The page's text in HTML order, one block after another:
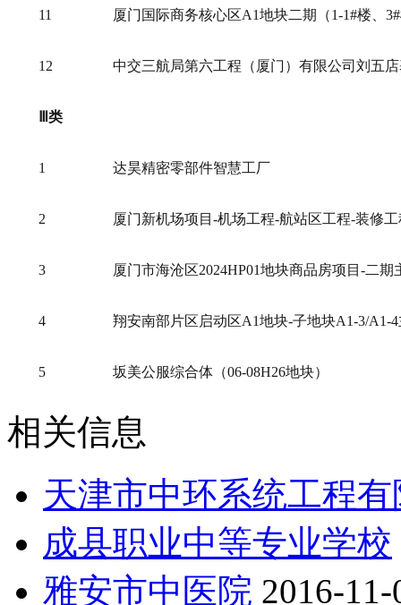
11 厦门国际商务核心区A1地块二期（1-1#楼、
12 中交三航局第六工程（厦门）有限公司刘五
Ⅲ类
1 达昊精密零部件智慧工厂
2 厦门新机场项目-机场工程-航站区工程-装修
3 厦门市海沧区2024HP01地块商品房项目-二期
4 翔安南部片区启动区A1地块-子地块A1-3/A1-
5 坂美公服综合体（06-08H26地块）
相关信息
天津市中环系统工程
成县职业中等专业学校
雅安市中医院 2016-11-